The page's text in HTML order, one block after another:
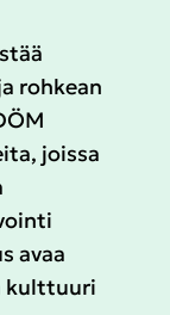
rohkean
joissa
avaa
kulttuuri